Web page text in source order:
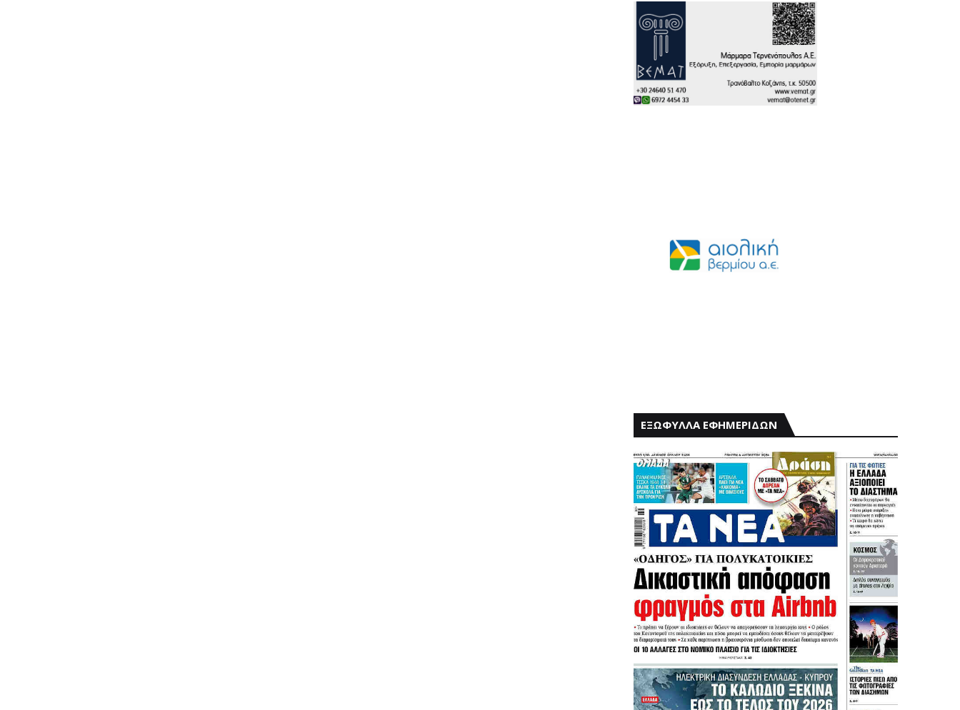
ΕΞΩΦΥΛΛΑ ΕΦΗΜΕΡΙΔΩΝ